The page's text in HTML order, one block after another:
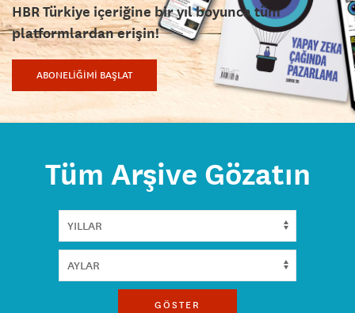
HBR Türkiye içeriğine bir yıl boyunca tüm
platformlardan erişin!
ABONELİĞİMİ BAŞLAT
Tüm Arşive Gözatın
GÖSTER